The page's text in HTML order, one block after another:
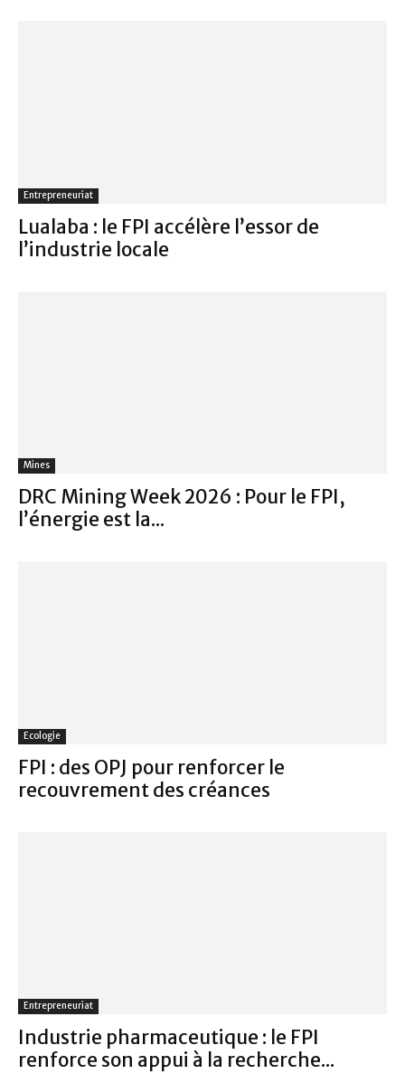
Entrepreneuriat
Lualaba : le FPI accélère l’essor de
l’industrie locale
Mines
DRC Mining Week 2026 : Pour le FPI,
l’énergie est la...
Ecologie
FPI : des OPJ pour renforcer le
recouvrement des créances
Entrepreneuriat
Industrie pharmaceutique : le FPI
renforce son appui à la recherche...